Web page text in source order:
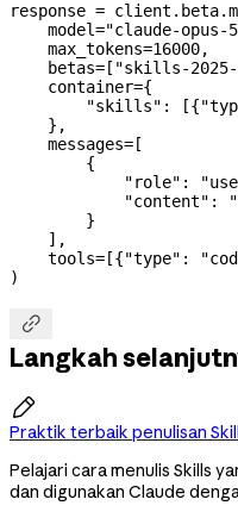
response =
    model
="claude-opus-
    max_tokens
=16000,
    betas
= [ "skills-2025-
    container
={
        "skills"
: [{
    },
    messages
= [
        {
            "role"
:
            "content"
:
        }
    ],
    tools
= [{"type" :
)

Langkah

Praktik terbaik penulisan Skill
Pelajari cara menulis Skills
dan digunakan Claude